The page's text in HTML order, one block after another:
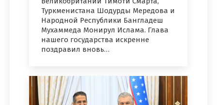
Туркменистана Шодурды Мередова и
Народной Республики Бангладеш
Мухаммеда Монирул Ислама. Глава
нашего государства искренне
поздравил вновь…